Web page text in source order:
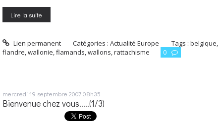
Lire la suite
Lien permanent Catégories :Actualité Europe Tags :belgique,
flandre,wallonie,flamands,wallons,rattachisme 0
mercredi 19 septembre 200708h35
Bienvenue chez vous.....(1/3)